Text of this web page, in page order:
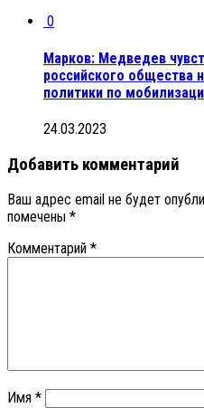
0
Марков: Медведев
российского общества
политики по
24.03.2023
Добавить комментарий
Ваш адрес email не будет
помечены *
Комментарий *
Имя *